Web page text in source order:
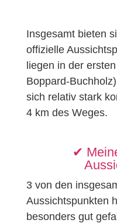
Insgesamt bieten
offizielle
liegen in der
Boppard-
sich relativ stark
4 km des Weges.
✔︎
3 von den
Aussichtspunkten
besonders gut